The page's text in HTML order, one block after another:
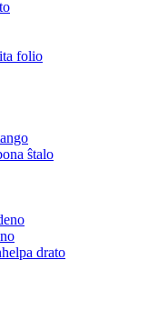
folio
ŝtalo
drato